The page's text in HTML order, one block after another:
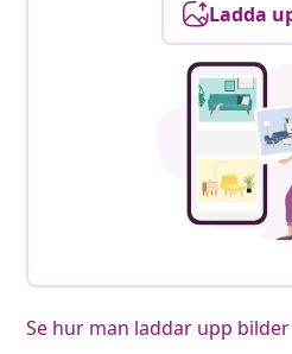
Ladda
Se hur man laddar upp bilder